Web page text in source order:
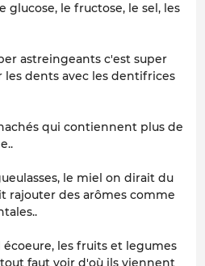
glucose, le fructose, le sel, les
astreingeants c'est super
les dents avec les dentifrices
qui contiennent plus de
le miel on dirait du
rajouter des arômes comme
les fruits et legumes
faut voir d'où ils viennent